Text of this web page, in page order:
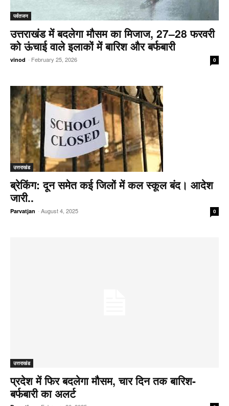
पर्वतजन
उत्तराखंड में बदलेगा मौसम का मिजाज, 27–28 फरवरी
को ऊंचाई वाले इलाकों में बारिश और बर्फबारी
vinod - February 25, 2026 0
उत्तराखंड
ब्रेकिंग: दून समेत कई जिलों में कल स्कूल बंद। आदेश
जारी..
Parvatjan -August 4, 2025 0
उत्तराखंड
प्रदेश में फिर बदलेगा मौसम, चार दिन तक बारिश-
बर्फबारी का अलर्ट